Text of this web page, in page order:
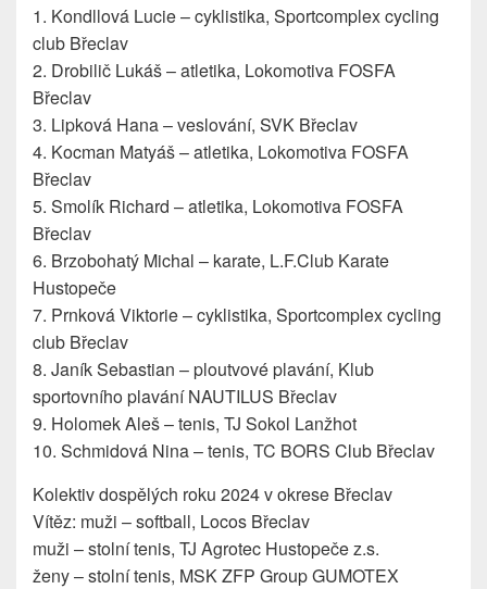
1. Kondllová Lucie – cyklistika, Sportcomplex cycling
club Břeclav
2. Drobilič Lukáš – atletika, Lokomotiva FOSFA
Břeclav
3. Lipková Hana – veslování, SVK Břeclav
4. Kocman Matyáš – atletika, Lokomotiva FOSFA
Břeclav
5. Smolík Richard – atletika, Lokomotiva FOSFA
Břeclav
6. Brzobohatý Michal – karate, L.F.Club Karate
Hustopeče
7. Prnková Viktorie – cyklistika, Sportcomplex cycling
club Břeclav
8. Janík Sebastian – ploutvové plavání, Klub
sportovního plavání NAUTILUS Břeclav
9. Holomek Aleš – tenis, TJ Sokol Lanžhot
10. Schmidová Nina – tenis, TC BORS Club Břeclav
Kolektiv dospělých roku 2024 v okrese Břeclav
Vítěz: muži – softball, Locos Břeclav
muži – stolní tenis, TJ Agrotec Hustopeče z.s.
ženy – stolní tenis, MSK ZFP Group GUMOTEX